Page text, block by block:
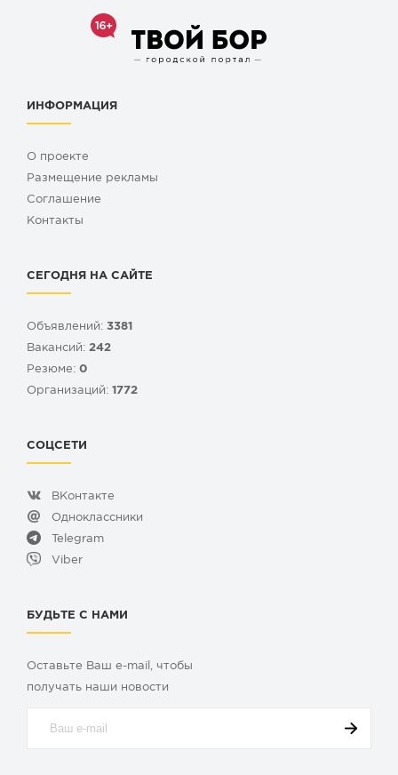
ИНФОРМАЦИЯ
О проекте
Размещение рекламы
Cоглашение
Контакты
СЕГОДНЯ НА САЙТЕ
Объявлений: 3381
Вакансий: 242
Резюме: 0
Организаций: 1772
СОЦСЕТИ
ВКонтакте
Одноклассники
Telegram
Viber
БУДЬТЕ С НАМИ
Оставьте Ваш e-mail, чтобы
получать наши новости